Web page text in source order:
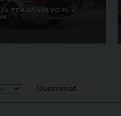
TEHOA VOLVO FL -
Uusimmat